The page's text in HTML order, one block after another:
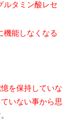
ルタミン酸レセ
機能しなくなる
を保持していな
いない事から思